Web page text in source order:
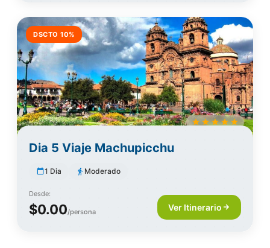
DSCTO 10%
Dia 5 Viaje Machupicchu
1 Dia Moderado
Desde:
$0.00/persona Ver Itinerario